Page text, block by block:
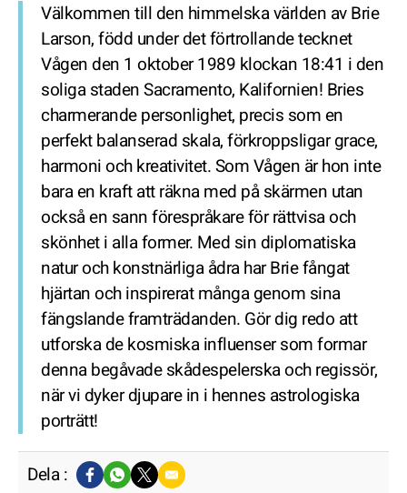
Välkommen till den himmelska världen av Brie
Larson, född under det förtrollande tecknet
Vågen den 1 oktober 1989 klockan 18:41 i den
soliga staden Sacramento, Kalifornien! Bries
charmerande personlighet, precis som en
perfekt balanserad skala, förkroppsligar grace,
harmoni och kreativitet. Som Vågen är hon inte
bara en kraft att räkna med på skärmen utan
också en sann förespråkare för rättvisa och
skönhet i alla former. Med sin diplomatiska
natur och konstnärliga ådra har Brie fångat
hjärtan och inspirerat många genom sina
fängslande framträdanden. Gör dig redo att
utforska de kosmiska influenser som formar
denna begåvade skådespelerska och regissör,
när vi dyker djupare in i hennes astrologiska
porträtt!
Dela :